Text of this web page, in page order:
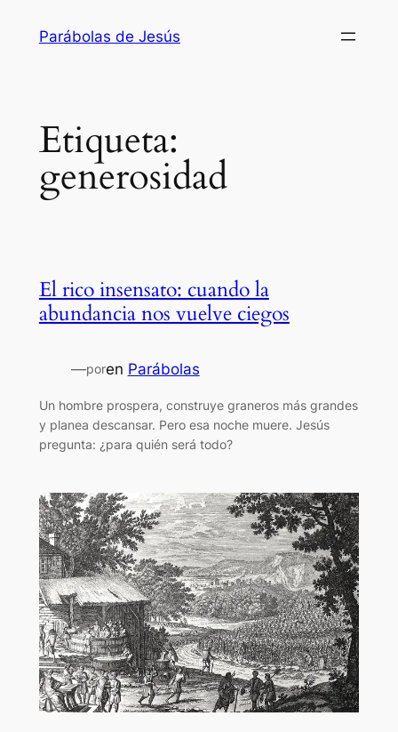
Parábolas de Jesús
Etiqueta:
generosidad
El rico insensato: cuando la
abundancia nos vuelve ciegos
—poren Parábolas
Un hombre prospera, construye graneros más grandes
y planea descansar. Pero esa noche muere. Jesús
pregunta: ¿para quién será todo?